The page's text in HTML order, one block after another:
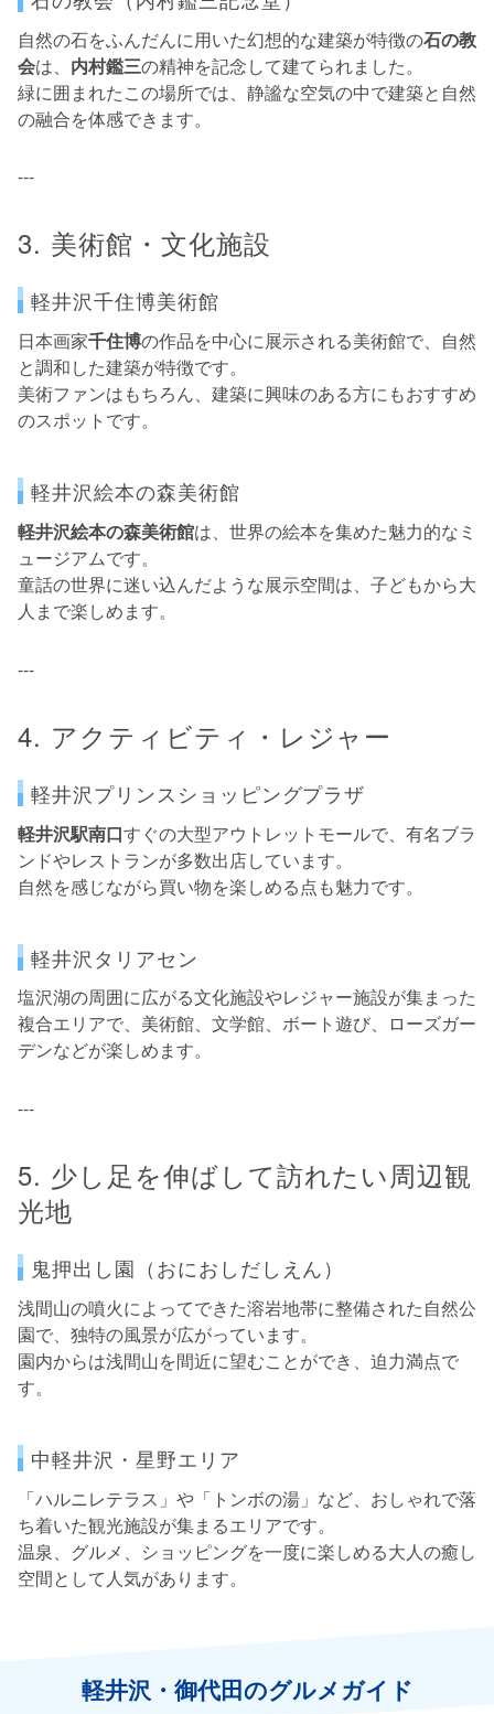
自然の石をふんだんに用いた幻想的な建築が特徴の石の教
会は、 内村鑑三の精神を記念して建てられました。
緑に囲まれたこの場所では、静謐な空気の中で建築と自然
の融合を体感できます。
---
3. 美術館・文化施設
軽井沢千住博美術館
日本画家千住博の作品を中心に展示される美術館で、自然
と調和した建築が特徴です。
美術ファンはもちろん、建築に興味のある方にもおすすめ
のスポットです。
軽井沢絵本の森美術館
軽井沢絵本の森美術館は、世界の絵本を集めた魅力的なミ
ュージアムです。
童話の世界に迷い込んだような展示空間は、子どもから大
人まで楽しめます。
---
4. アクティビティ・レジャー
軽井沢プリンスショッピングプラザ
軽井沢駅南口すぐの大型アウトレットモールで、有名ブラ
ンドやレストランが多数出店しています。
自然を感じながら買い物を楽しめる点も魅力です。
軽井沢タリアセン
塩沢湖の周囲に広がる文化施設やレジャー施設が集まった
複合エリアで、美術館、文学館、ボート遊び、ローズガー
デンなどが楽しめます。
---
5. 少し足を伸ばして訪れたい周辺観
光地
鬼押出し園（おにおしだしえん）
浅間山の噴火によってできた溶岩地帯に整備された自然公
園で、独特の風景が広がっています。
園内からは浅間山を間近に望むことができ、迫力満点で
す。
中軽井沢・星野エリア
「ハルニレテラス」や「トンボの湯」など、おしゃれで落
ち着いた観光施設が集まるエリアです。
温泉、グルメ、ショッピングを一度に楽しめる大人の癒し
空間として人気があります。
軽井沢・御代田のグルメガイド